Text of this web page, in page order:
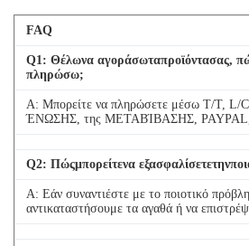
FAQ
Q1: Θέλωνα αγοράσωταπροϊόντασας,
πληρώσω;
Α: Μπορείτε να πληρώσετε μέσω T/T, L/
ΈΝΩΣΗΣ, της ΜΕΤΑΒΊΒΑΣΗΣ,
Q2: Πώςμπορείτενα
Α: Εάν συναντιέστε με το ποιοτικό
αντικαταστήσουμε τα αγαθά ή να